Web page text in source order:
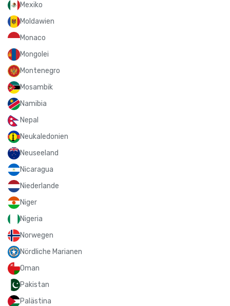
Mexiko
Moldawien
Monaco
Mongolei
Montenegro
Mosambik
Namibia
Nepal
Neukaledonien
Neuseeland
Nicaragua
Niederlande
Niger
Nigeria
Norwegen
Nördliche Marianen
Oman
Pakistan
Palästina